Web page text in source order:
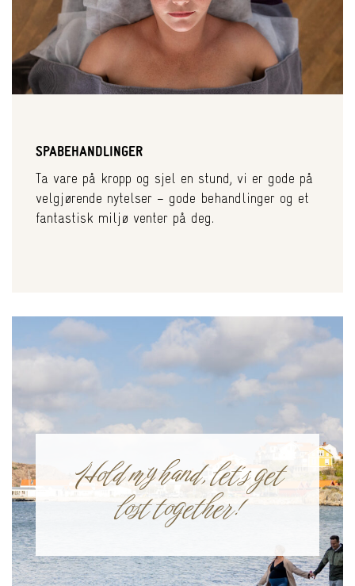
SPABEHANDLINGER
Ta vare på kropp og sjel en stund, vi er gode på
velgjørende nytelser – gode behandlinger og et
fantastisk miljø venter på deg.
Hold my hand, let´s get
lost together!